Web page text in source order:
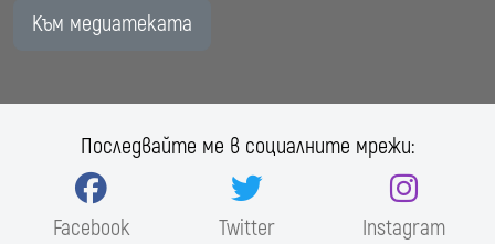
Към медиатеката
Последвайте ме в социалните мрежи:
Facebook Twitter Instagram